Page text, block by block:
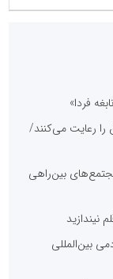
فردا»
را رعایت می‌کنند/
و مجتمع‌های بین‌راهی
نیندازید
بین‌المللی